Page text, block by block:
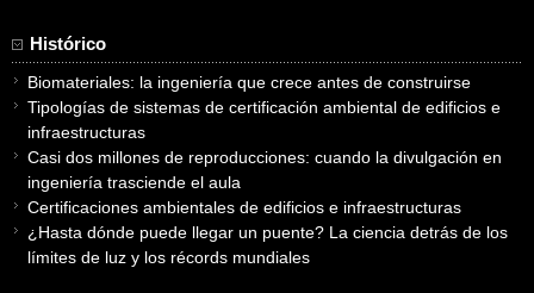
Histórico
Biomateriales: la ingeniería que crece antes de construirse
Tipologías de sistemas de certificación ambiental de edificios e
infraestructuras
Casi dos millones de reproducciones: cuando la divulgación en
ingeniería trasciende el aula
Certificaciones ambientales de edificios e infraestructuras
¿Hasta dónde puede llegar un puente? La ciencia detrás de los
límites de luz y los récords mundiales